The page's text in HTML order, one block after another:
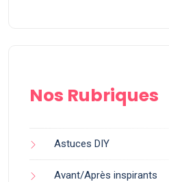
Nos Rubriques
Astuces DIY
Avant/Après inspirants